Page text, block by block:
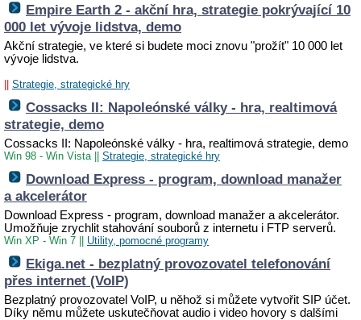
Empire Earth 2 - akční hra, strategie pokrývající 10
000 let vývoje lidstva, demo
Akční strategie, ve které si budete moci znovu "prožít" 10 000 let
vývoje lidstva.
Strategie, strategické hry
Cossacks II: Napoleónské války - hra, realtimová
strategie, demo
Cossacks II: Napoleónské války - hra, realtimová strategie, demo
Win 98 - Win Vista|| Strategie, strategické hry
Download Express - program, download manažer
a akcelerátor
Download Express - program, download manažer a akcelerátor.
Umožňuje zrychlit stahování souborů z internetu i FTP serverů.
Win XP - Win 7 Utility, pomocné programy
Ekiga.net - bezplatný provozovatel telefonování
přes internet (VoIP)
Bezplatný provozovatel VoIP, u něhož si můžete vytvořit SIP účet.
Díky němu můžete uskutečňovat audio i video hovory s dalšími